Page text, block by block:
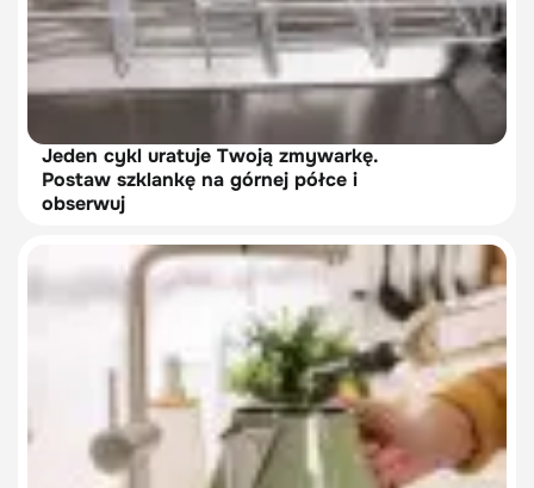
Jeden cykl uratuje Twoją zmywarkę.
Postaw szklankę na górnej półce i
obserwuj